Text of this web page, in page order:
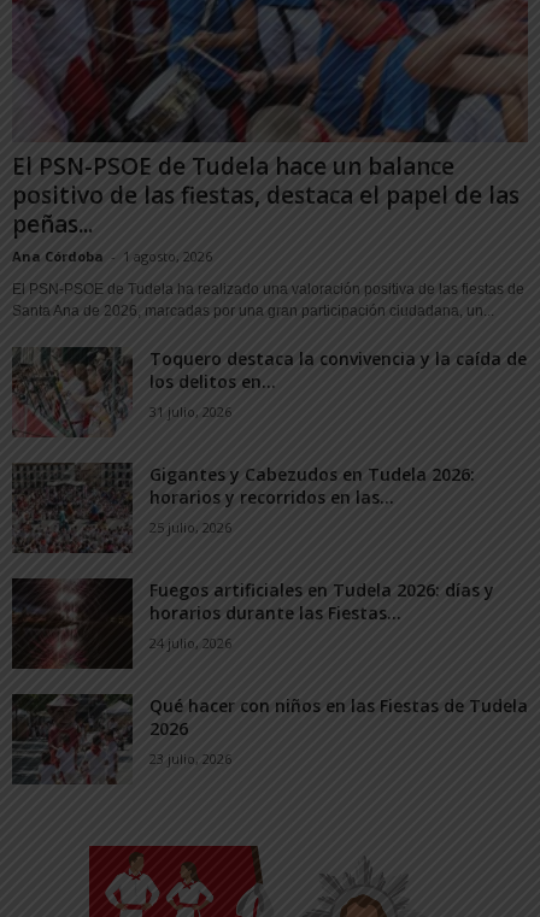
El PSN-PSOE de Tudela hace un balance
positivo de las fiestas, destaca el papel de las
peñas...
Ana Córdoba - 1 agosto, 2026
El PSN-PSOE de Tudela ha realizado una valoración positiva de las fiestas de
Santa Ana de 2026, marcadas por una gran participación ciudadana, un...
Toquero destaca la convivencia y la caída de
los delitos en...
31 julio, 2026
Gigantes y Cabezudos en Tudela 2026:
horarios y recorridos en las...
25 julio, 2026
Fuegos artificiales en Tudela 2026: días y
horarios durante las Fiestas...
24 julio, 2026
Qué hacer con niños en las Fiestas de Tudela
2026
23 julio, 2026